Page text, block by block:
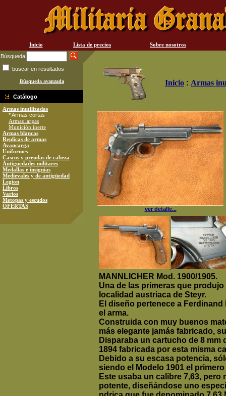
Inicio Lista de precios
Sobre nosotros
Búsqueda
buscar en resultados
Búsqueda avanzada
Catálogo
Armas inutilizadas
* Armas cortas
Armas largas
Munición inerte
Armas blancas
Replicas de armas
Avancarga
Uniformes
Cascos y prendas de cabeza
Antiguedades militares
Medallas e insignias
Medievales y de antigüedad
Legion
Libros
Varios
Metopas y escudos
OFERTAS
Inicio : Armas
ver detalle...
MANNLICHER Mod. 1900/1905.
Una de las primeras que
localidad austriaca de Steyr.
El diseño pertenece a
el arma.
Construida con muy buenos
más elegante jamás fabricado,
Disparaba un cartucho de 8 mm
1894 fabricada por esta misma
Debido a su escasa potencia,
siendo el Modelo 1901 el
Este usaba un calibre 7,63, pero
potente, diseñándose uno